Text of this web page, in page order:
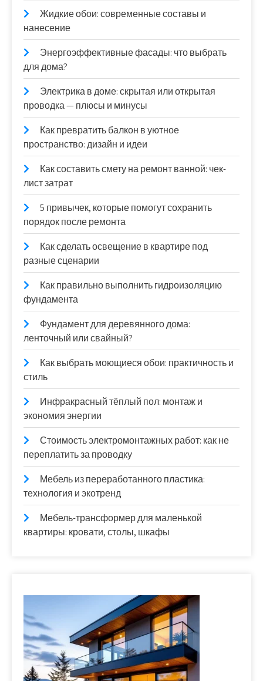
Жидкие обои: современные составы и
нанесение
Энергоэффективные фасады: что выбрать
для дома?
Электрика в доме: скрытая или открытая
проводка — плюсы и минусы
Как превратить балкон в уютное
пространство: дизайн и идеи
Как составить смету на ремонт ванной: чек-
лист затрат
5 привычек, которые помогут сохранить
порядок после ремонта
Как сделать освещение в квартире под
разные сценарии
Как правильно выполнить гидроизоляцию
фундамента
Фундамент для деревянного дома:
ленточный или свайный?
Как выбрать моющиеся обои: практичность и
стиль
Инфракрасный тёплый пол: монтаж и
экономия энергии
Стоимость электромонтажных работ: как не
переплатить за проводку
Мебель из переработанного пластика:
технология и экотренд
Мебель-трансформер для маленькой
квартиры: кровати, столы, шкафы